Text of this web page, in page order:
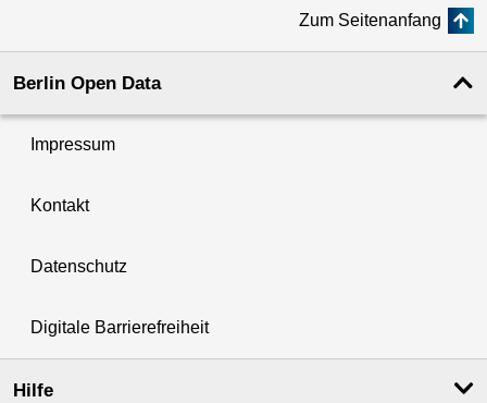
Zum Seitenanfang
Berlin Open Data
Impressum
Kontakt
Datenschutz
Digitale Barrierefreiheit
Hilfe